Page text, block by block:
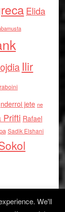
Elida
Ilir
nderroi jete ne
Prifti Rafael
Sadik Elshani
We'll